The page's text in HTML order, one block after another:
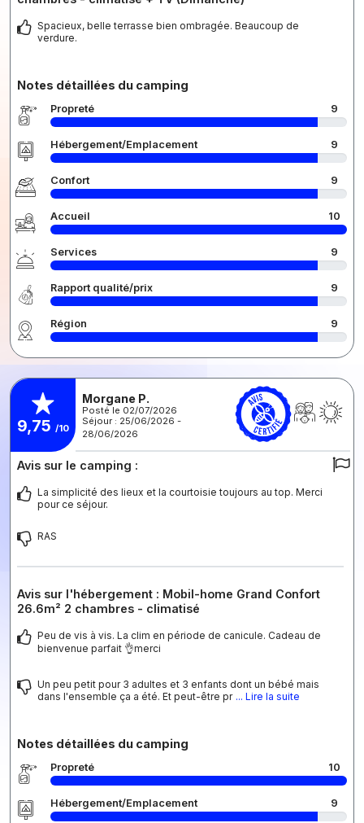
Spacieux, belle terrasse bien ombragée. Beaucoup de
verdure.
Notes détaillées du camping
Propreté 9
Hébergement/Emplacement 9
Confort 9
Accueil 10
Services 9
Rapport qualité/prix 9
Région 9
9,75 /10
Morgane P.
Posté le 02/07/2026
Séjour : 25/06/2026 -
28/06/2026
Avis sur le camping :
La simplicité des lieux et la courtoisie toujours au top. Merci
pour ce séjour.
RAS
Avis sur l'hébergement : Mobil-home Grand Confort
26.6m² 2 chambres - climatisé
Peu de vis à vis. La clim en période de canicule. Cadeau de
bienvenue parfait 👌merci
Un peu petit pour 3 adultes et 3 enfants dont un bébé mais
dans l'ensemble ça a été. Et peut-être pr ... Lire la suite
Notes détaillées du camping
Propreté 10
Hébergement/Emplacement 9